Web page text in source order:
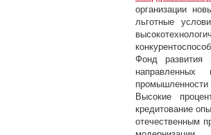
организации
льготные
Фонд развития
направленных
промышленности
Высокие
кредитование
отечественным